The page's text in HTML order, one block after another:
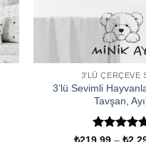
3'LÜ ÇERÇEVE
3’lü Sevimli
Tavşan,
5